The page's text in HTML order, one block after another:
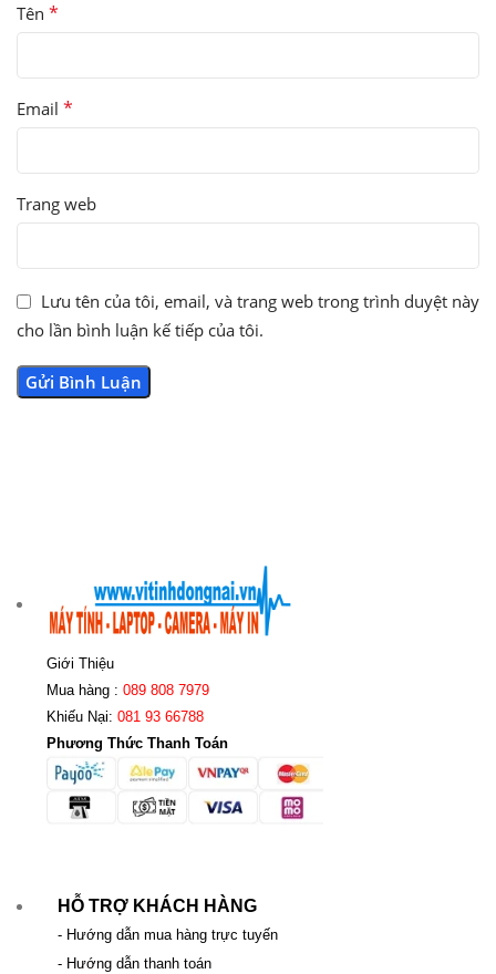
Tên *
Email *
Trang web
Lưu tên của tôi, email, và trang web trong trình duyệt này
cho lần bình luận kế tiếp của tôi.
Giới Thiệu
Mua hàng : 089 808 7979
Khiếu Nại: 081 93 66788
Phương Thức Thanh Toán
HỖ TRỢ KHÁCH HÀNG
- Hướng dẫn mua hàng trực tuyến
- Hướng dẫn thanh toán